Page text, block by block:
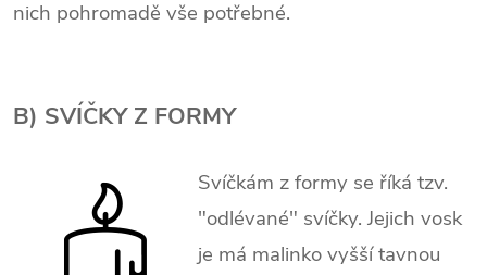
nich pohromadě vše potřebné.
B) SVÍČKY Z FORMY
Svíčkám z formy se říká tzv.
"odlévané" svíčky. Jejich vosk
je má malinko vyšší tavnou